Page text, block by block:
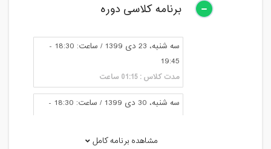
برنامه کلاسی دوره
سه شنبه، 23 دی 1399 / ساعت: 18:30 -
19:45
مدت کلاس : 01:15 ساعت
سه شنبه، 30 دی 1399 / ساعت: 18:30 -
مدت کلاس : 01:15 ساعتمشاهده برنامه کامل